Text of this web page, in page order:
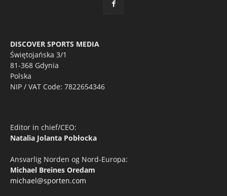
DISCOVER SPORTS MEDIA
Świętojańska 3/1
81-368 Gdynia
Polska
NIP / VAT Code: 7822654346
Editor in chief/CEO:
Natalia Jolanta Pobłocka
Ansvarlig Norden og Nord-Europa:
Michael Breines Oredam
michael@sporten.com